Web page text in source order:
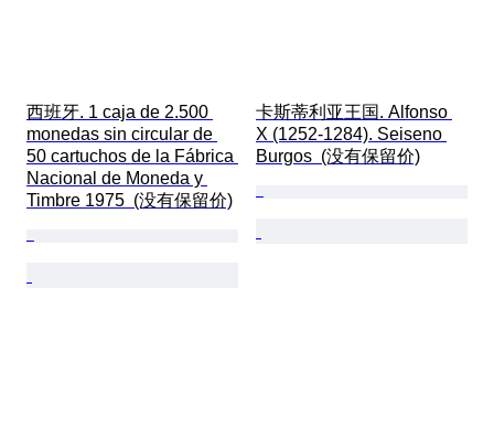
西班牙. 1 caja de 2.500
monedas sin circular de
50 cartuchos de la Fábrica
Nacional de Moneda y
Timbre 1975  (没有保留价)
卡斯蒂利亚王国. Alfonso
X (1252-1284). Seiseno
Burgos  (没有保留价)